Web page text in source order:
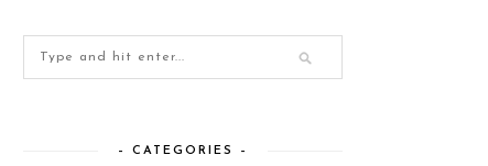
– CATEGORIES –